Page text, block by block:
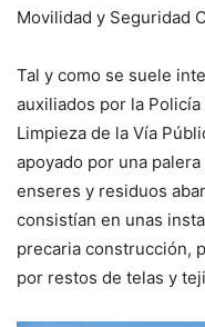
Movilidad y Seguridad
Tal y como se suele
auxiliados por la
Limpieza de la Vía
apoyado por una
enseres y residuos
consistían en unas
precaria construcción,
por restos de telas y